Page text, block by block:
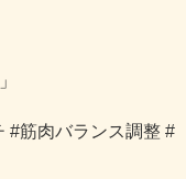
#筋肉バランス調整 #